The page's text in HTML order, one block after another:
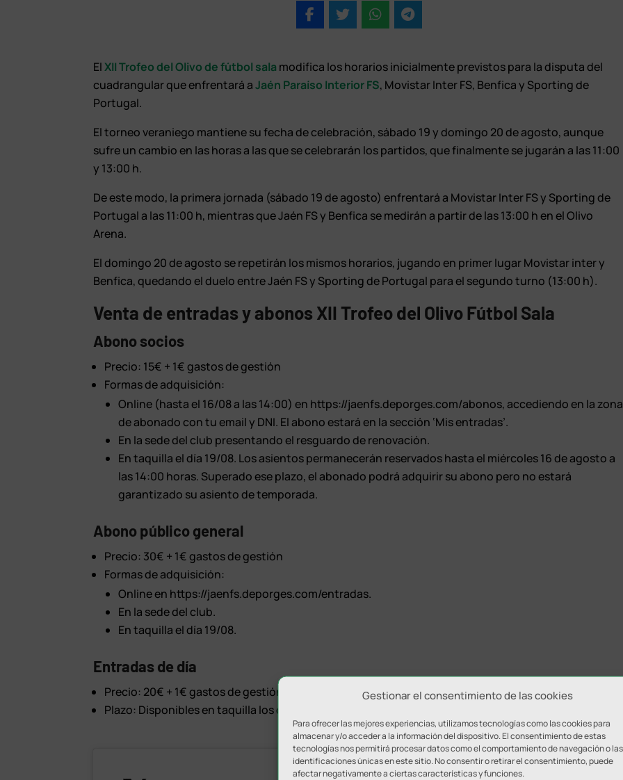
Gestionar el consentimiento de las cookies
Para ofrecer las mejores experiencias, utilizamos tecnologías como las cookies para
almacenar y/o acceder a la información del dispositivo. El consentimiento de estas
tecnologías nos permitirá procesar datos como el comportamiento de navegación o las
identificaciones únicas en este sitio. No consentir o retirar el consentimiento, puede
afectar negativamente a ciertas características y funciones.
ElXII Trofeo del Olivo de fútbol sala modifica los horarios inicialmente previstos para la disputa del
cuadrangular que enfrentará aJaén Paraíso Interior FS, Movistar Inter FS, Benfica y Sporting de
Portugal.
El torneo veraniego mantiene su fecha de celebración, sábado 19 y domingo 20 de agosto, aunque
sufre un cambio en las horas a las que se celebrarán los partidos, que finalmente se jugarán a las 11:00
y 13:00 h.
De este modo, la primera jornada (sábado 19 de agosto) enfrentará a Movistar Inter FS y Sporting de
Portugal a las 11:00 h, mientras que Jaén FS y Benfica se medirán a partir de las 13:00 h en el Olivo
Arena.
El domingo 20 de agosto se repetirán los mismos horarios, jugando en primer lugar Movistar inter y
Benfica, quedando el duelo entre Jaén FS y Sporting de Portugal para el segundo turno (13:00 h).
Venta de entradas y abonos XII Trofeo del Olivo Fútbol Sala
Abono socios
Precio: 15€ + 1€ gastos de gestión
Formas de adquisición:
Online (hasta el 16/08 a las 14:00) en https://jaenfs.deporges.com/abonos, accediendo en la zona
de abonado con tu email y DNI. El abono estará en la sección ‘Mis entradas’.
En la sede del club presentando el resguardo de renovación.
En taquilla el día 19/08. Los asientos permanecerán reservados hasta el miércoles 16 de agosto a
las 14:00 horas. Superado ese plazo, el abonado podrá adquirir su abono pero no estará
garantizado su asiento de temporada.
Abono público general
Precio: 30€ + 1€ gastos de gestión
Formas de adquisición:
Online en https://jaenfs.deporges.com/entradas.
En la sede del club.
En taquilla el día 19/08.
Entradas de día
Precio: 20€ + 1€ gastos de gestión
Plazo: Disponibles en taquilla los días 19 y 20 de agosto.